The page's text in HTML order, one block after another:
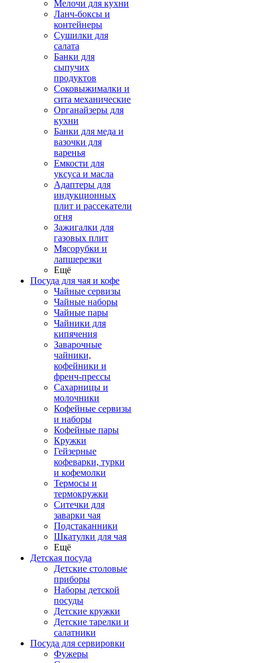
Мелочи для кухни
Ланч-боксы и
контейнеры
Сушилки для
салата
Банки для
сыпучих
продуктов
Соковыжималки и
сита механические
Органайзеры для
кухни
Банки для меда и
вазочки для
варенья
Емкости для
уксуса и масла
Адаптеры для
индукционных
плит и рассекатели
огня
Зажигалки для
газовых плит
Мясорубки и
лапшерезки
Ещё
Посуда для чая и кофе
Чайные сервизы
Чайные наборы
Чайные пары
Чайники для
кипячения
Заварочные
чайники,
кофейники и
френч-прессы
Сахарницы и
молочники
Кофейные сервизы
и наборы
Кофейные пары
Кружки
Гейзерные
кофеварки, турки
и кофемолки
Термосы и
термокружки
Ситечки для
заварки чая
Подстаканники
Шкатулки для чая
Ещё
Детская посуда
Детские столовые
приборы
Наборы детской
посуды
Детские кружки
Детские тарелки и
салатники
Посуда для сервировки
Фужеры